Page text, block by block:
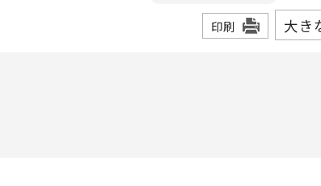
印刷 大き